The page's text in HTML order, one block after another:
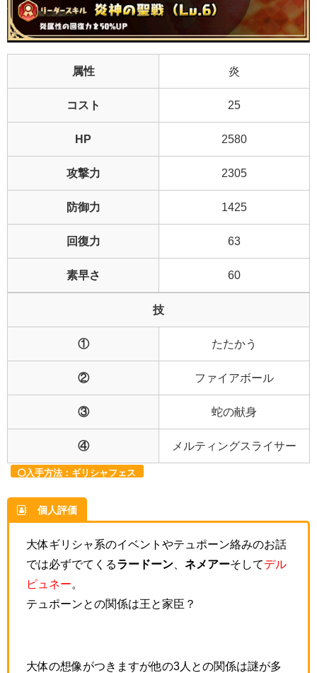
属性 炎
コスト 25
HP 2580
攻撃力 2305
防御力 1425
回復力 63
素早さ 60
技
① たたかう
② ファイアボール
③ 蛇の献身
④ メルティングスライサー
入手方法：ギリシャフェス
個人評価
大体ギリシャ系のイベントやテュポーン絡みのお話
では必ずでてくるラードーン ネメアーそしてデル
ピュネー。
テュポーンとの関係は王と家臣？
大体の想像がつきますが他の3人との関係は謎が多